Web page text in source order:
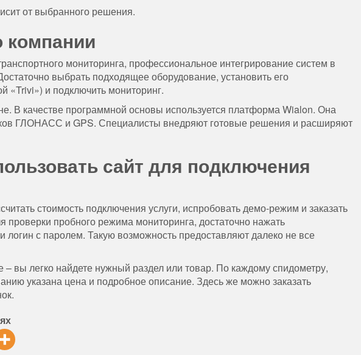
от выбранного решения.
компании
мониторинга, профессиональное интегрирование систем в
выбрать подходящее оборудование, установить его
«Trivi») и подключить мониторинг.
В качестве программной основы используется платформа Wialon. Она
ГЛОНАСС и GPS. Специалисты внедряют готовые решения и расширяют
сайт для подключения
стоимость подключения услуги, испробовать демо-режим и заказать
проверки пробного режима мониторинга, достаточно нажать
логин с паролем. Такую возможность предоставляют далеко не все
– вы легко найдете нужный раздел или товар. По каждому спидометру,
указана цена и подробное описание. Здесь же можно заказать